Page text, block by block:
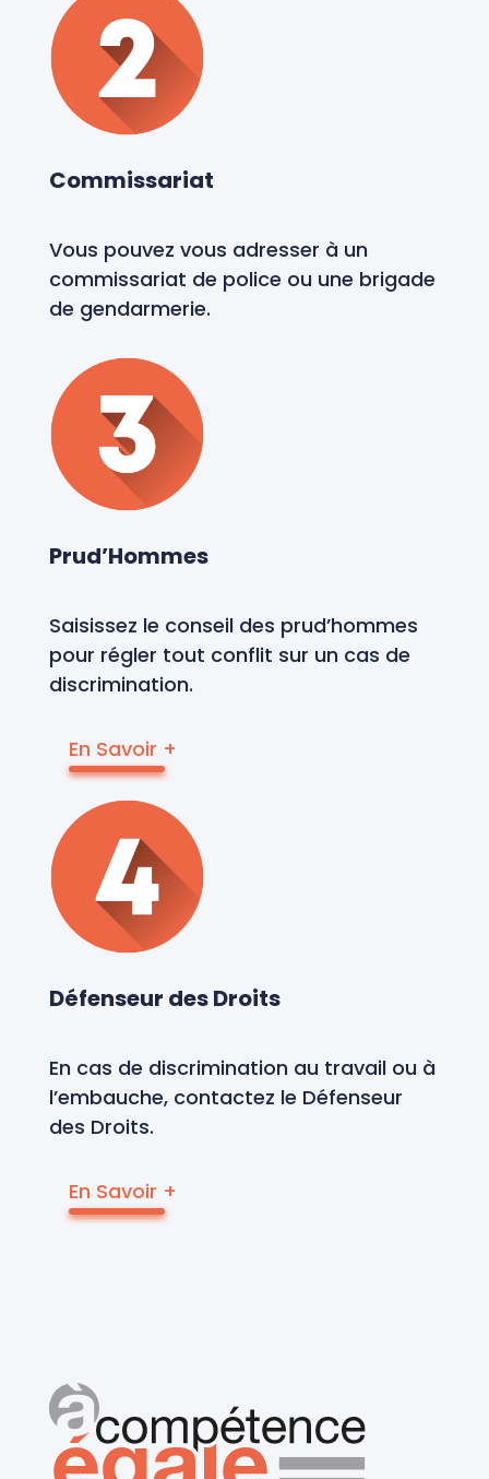
Commissariat
Vous pouvez vous adresser à un
commissariat de police ou une brigade
de gendarmerie.
Prud’Hommes
Saisissez le conseil des prud’hommes
pour régler tout conflit sur un cas de
discrimination.
En Savoir +
Défenseur des Droits
En cas de discrimination au travail ou à
l’embauche, contactez le Défenseur
des Droits.
En Savoir +